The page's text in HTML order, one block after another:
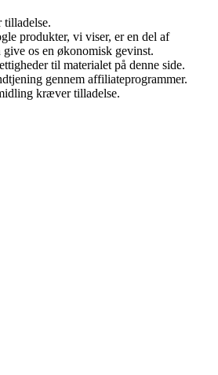
produkter, vi viser, er en del af
give os en økonomisk gevinst.
til materialet på denne side.
gennem affiliateprogrammer.
kræver tilladelse.